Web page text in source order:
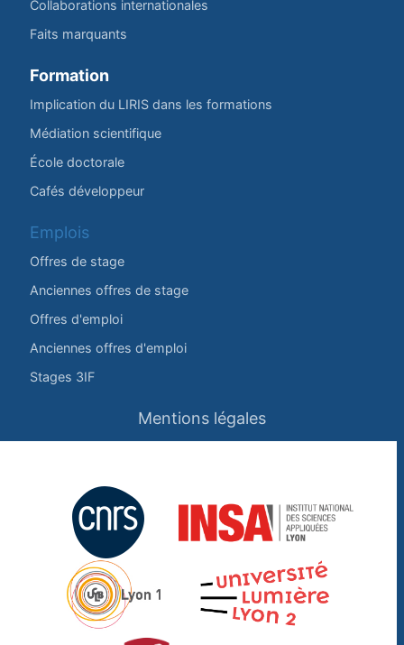
Collaborations internationales
Faits marquants
Formation
Implication du LIRIS dans les formations
Médiation scientifique
École doctorale
Cafés développeur
Emplois
Offres de stage
Anciennes offres de stage
Offres d'emploi
Anciennes offres d'emploi
Stages 3IF
Mentions légales